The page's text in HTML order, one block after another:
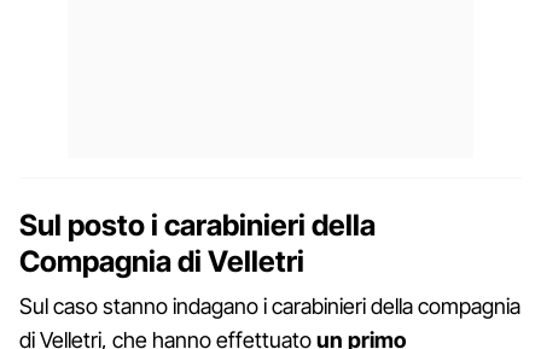
Sul posto i carabinieri della
Compagnia di Velletri
Sul caso stanno indagano i carabinieri della compagnia
di Velletri, che hanno effettuatoun primo